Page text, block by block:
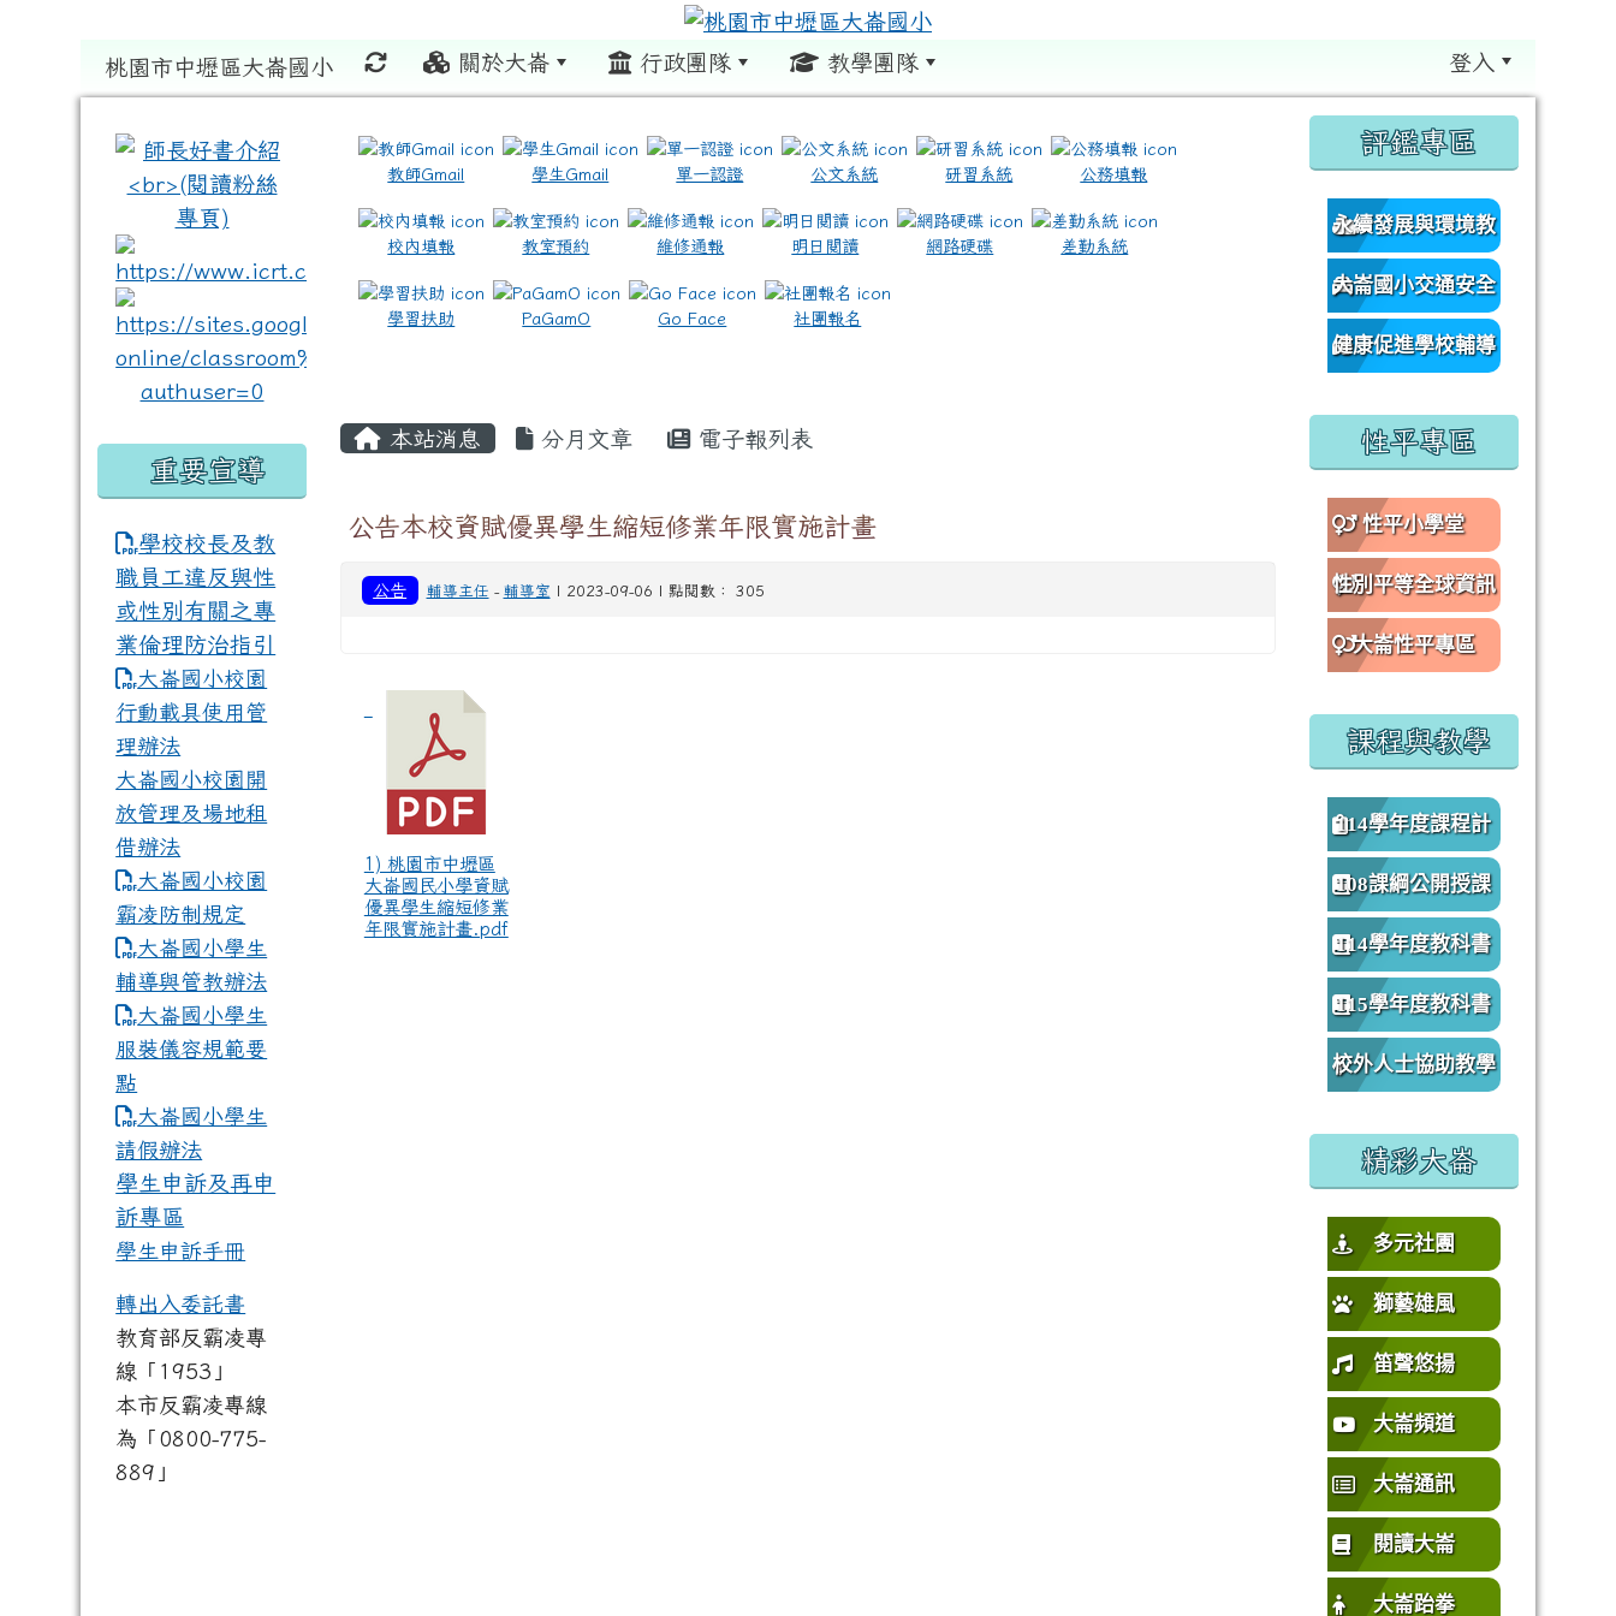
桃園市中壢區大崙國小 關於大崙 行政團隊 教學團隊 登入
教師Gmail 學生Gmail 單一認證 公文系統 研習系統 公務填報
校內填報 教室預約 維修通報 明日閱讀 網路硬碟 差勤系統
學習扶助 PaGamO Go Face 社團報名
本站消息 分月文章 電子報列表
公告本校資賦優異學生縮短修業年限實施計畫
公告 輔導主任 - 輔導室 | 2023-09-06 | 點閱數： 305
1) 桃園市中壢區
大崙國民小學資賦
優異學生縮短修業
年限實施計畫.pdf
link to https://www.icrt.com.tw/ \ title=https://www.icrt.com.tw/
link to https://sites.google.com/m2.dles.tyc.edu.tw/learning-online/classroom%E9%80%A3%E7%B5%90?authuser=0 \
重要宣導
學校校長及教
職員工違反與性
或性別有關之專
業倫理防治指引
大崙國小校園
行動載具使用管
理辦法
大崙國小校園開
放管理及場地租
借辦法
大崙國小校園
霸凌防制規定
大崙國小學生
輔導與管教辦法
大崙國小學生
服裝儀容規範要
點
link to https://www.dles.tyc.edu.tw/uploads/tad_blocks/file/
大崙國小學生
請假辦法
學生申訴及再申
訴專區
學生申訴手冊
轉出入委託書
教育部反霸凌專
線「1953」
本市反霸凌專線
為「0800-775-
889」
:::
評鑑專區
永續發展與環境教
育資源網
大崙國小交通安全
網
健康促進學校輔導
性平專區
性平小學堂
性別平等全球資訊
網
大崙性平專區
課程與教學
114學年度課程計
畫
108課綱公開授課
專區
114學年度教科書
版本
115學年度教科書
版本
校外人士協助教學
精彩大崙
多元社團
獅藝雄風
笛聲悠揚
大崙頻道
大崙通訊
閱讀大崙
大崙跆拳